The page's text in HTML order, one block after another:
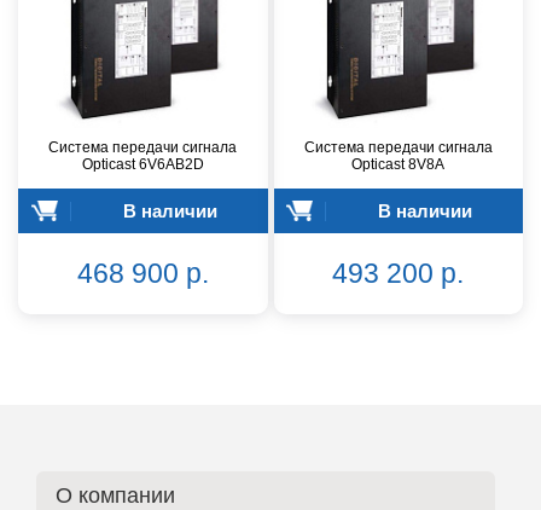
Система передачи сигнала
Opticast 6V6AB2D
В наличии
468 900 р.
Система передачи сигнала
Opticast 8V8A
В наличии
493 200 р.
О компании